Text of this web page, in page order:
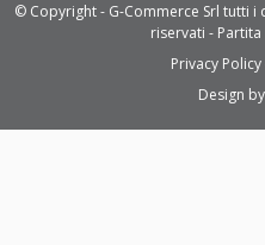
© Copyright - G-Commerce Srl tutti
riservati - Partita
Privacy Policy
Design by